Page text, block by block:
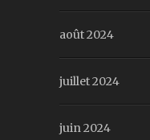
août 2024
juillet 2024
juin 2024